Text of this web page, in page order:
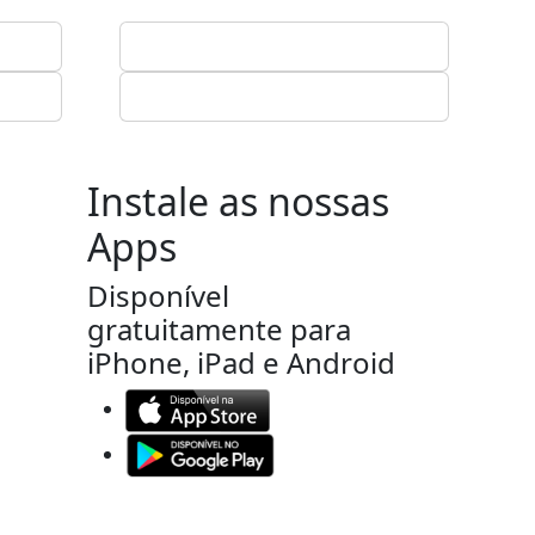
Instale as nossas
Apps
Disponível
gratuitamente para
iPhone, iPad e Android